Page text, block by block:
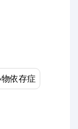
依存症